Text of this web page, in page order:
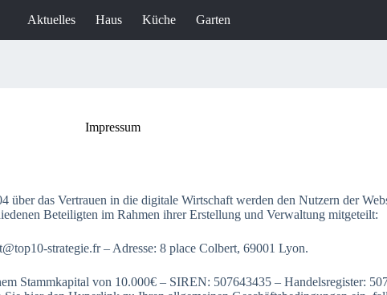
Aktuelles Haus Küche Garten
Impressum
über das Vertrauen in die digitale Wirtschaft werden den Nutzern der
Beteiligten im Rahmen ihrer Erstellung und Verwaltung mitgeteilt:
strategie.fr – Adresse: 8 place Colbert, 69001 Lyon.
Stammkapital von 10.000€ – SIREN: 507643435 – Handelsregister: